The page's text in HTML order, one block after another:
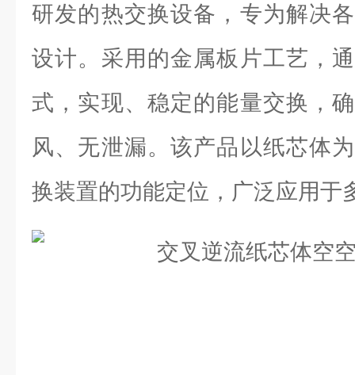
研发的热交换设备，专为解决
设计。采用的金属板片工艺，
式，实现、稳定的能量交换，
风、无泄漏。该产品以纸芯体
换装置的功能定位，广泛应用于